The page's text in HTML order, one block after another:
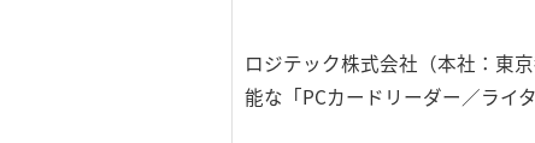
ロジテック株式会社（本社：東
能な「PCカードリーダー／ライ